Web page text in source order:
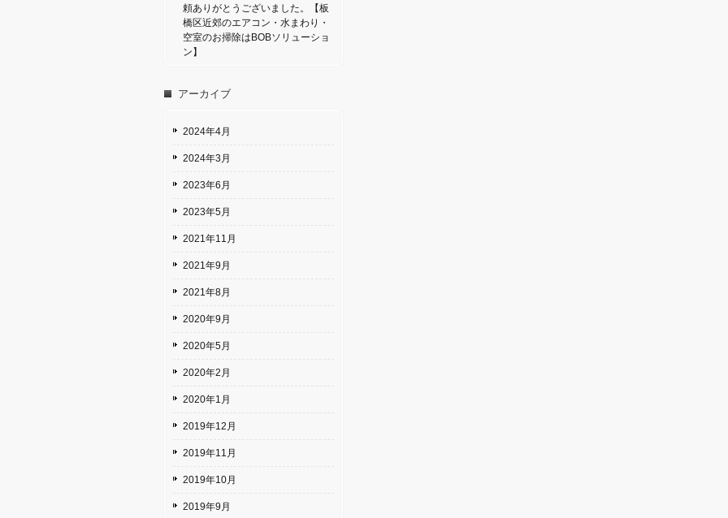
頼ありがとうございました。【板
橋区近郊のエアコン・水まわり・
空室のお掃除はBOBソリューショ
ン】
アーカイブ
2024年4月
2024年3月
2023年6月
2023年5月
2021年11月
2021年9月
2021年8月
2020年9月
2020年5月
2020年2月
2020年1月
2019年12月
2019年11月
2019年10月
2019年9月